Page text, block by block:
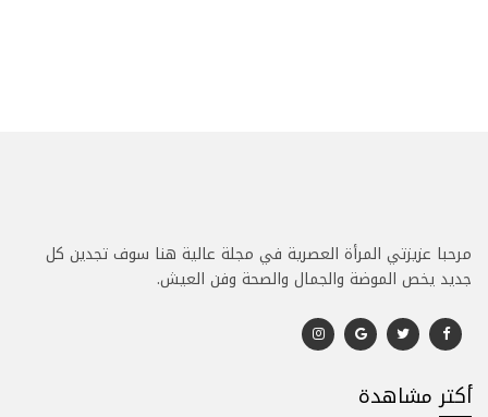
مرحبا عزيزتي المرأة العصرية في مجلة عالية هنا سوف تجدين كل
جديد يخص الموضة والجمال والصحة وفن العيش.
أكتر مشاهدة